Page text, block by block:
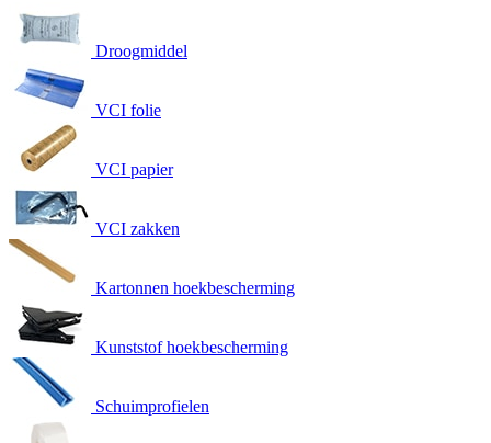
Droogmiddel
VCI folie
VCI papier
VCI zakken
Kartonnen hoekbescherming
Kunststof hoekbescherming
Schuimprofielen